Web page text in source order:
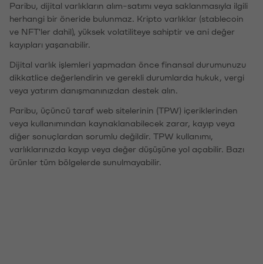
Paribu, dijital varlıkların alım-satımı veya saklanmasıyla ilgili
herhangi bir öneride bulunmaz. Kripto varlıklar (stablecoin
ve NFT'ler dahil), yüksek volatiliteye sahiptir ve ani değer
kayıpları yaşanabilir.
Dijital varlık işlemleri yapmadan önce finansal durumunuzu
dikkatlice değerlendirin ve gerekli durumlarda hukuk, vergi
veya yatırım danışmanınızdan destek alın.
Paribu, üçüncü taraf web sitelerinin (TPW) içeriklerinden
veya kullanımından kaynaklanabilecek zarar, kayıp veya
diğer sonuçlardan sorumlu değildir. TPW kullanımı,
varlıklarınızda kayıp veya değer düşüşüne yol açabilir. Bazı
ürünler tüm bölgelerde sunulmayabilir.